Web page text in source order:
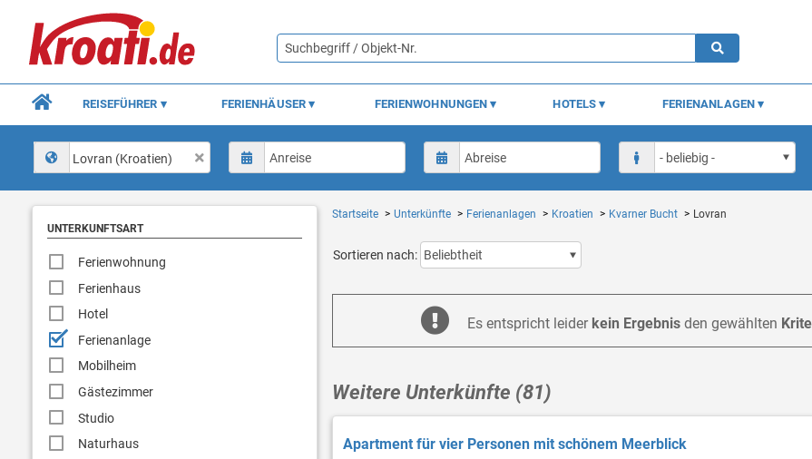
REISEFÜHRER FERIENHÄUSER FERIENWOHNUNGEN HOTELS FERIENANLAGEN
Lovran (Kroatien)
UNTERKUNFTSART
Ferienwohnung
Ferienhaus
Hotel
Ferienanlage
Mobilheim
Gästezimmer
Studio
Naturhaus
Startseite Unterkünfte Ferienanlagen Kroatien Kvarner Bucht Lovran
Sortieren nach:
Es entspricht leider kein Ergebnis den gewählten
Weitere Unterkünfte (81)
Apartment für vier Personen mit schönem Meerblick